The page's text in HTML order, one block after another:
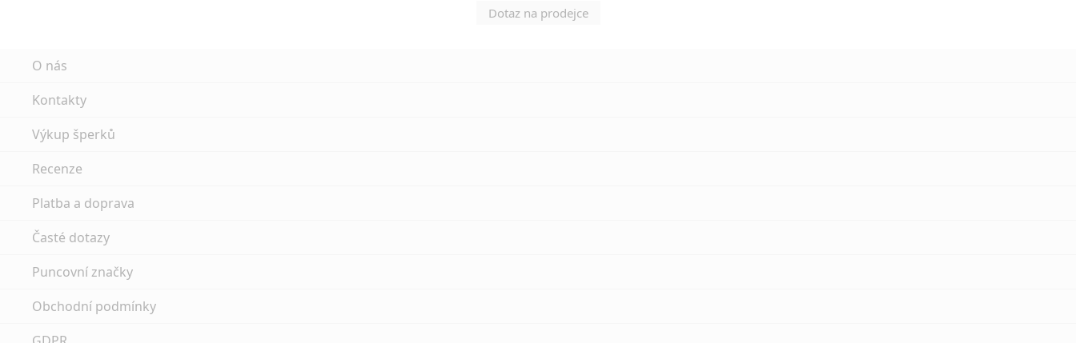
Dotaz na prodejce
O nás
Kontakty
Výkup šperků
Recenze
Platba a doprava
Časté dotazy
Puncovní značky
Obchodní podmínky